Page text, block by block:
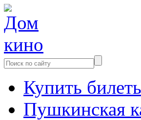
Купить
Пушкинская